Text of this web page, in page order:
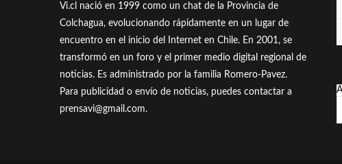
Vi.cl nació en 1999 como un chat de la Provincia de
Colchagua, evolucionando rápidamente en un lugar de
encuentro en el inicio del Internet en Chile. En 2001, se
transformó en un foro y el primer medio digital regional de
noticias. Es administrado por la familia Romero-Pavez.
Para publicidad o envío de noticias, puedes contactar a
prensavi@gmail.com.